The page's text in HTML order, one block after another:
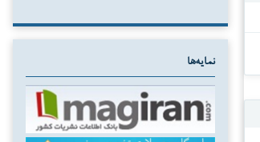
نمایه‌ها